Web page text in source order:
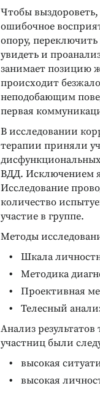
Чтобы
ошибочное
опору,
увидеть и
занимает позицию
происходит
неподобающим
первая
В исследовании
терапии приняли
ВДД. Исключением
Исследование
количество
участие в группе.
Методы
Шкала
Методика
Проективная
Телесный
Анализ
участниц были
высокая
высокая
LUSCHER СOLOR TEST.
ОРИГИНАЛ (ШВЕЙЦАРИЯ)
Цветовой тест
(оригинальный)
Диагностика личности
Подробнее